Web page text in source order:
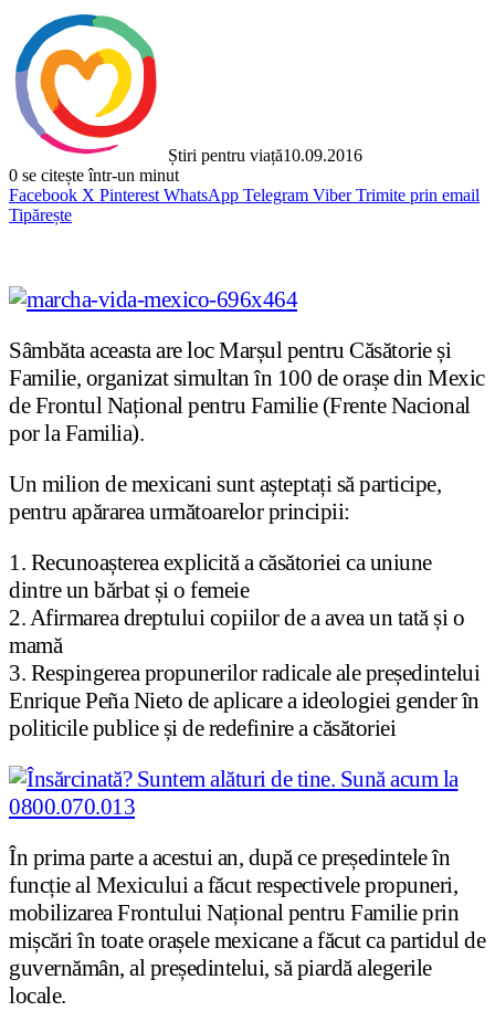
Știri pentru viață10.09.2016
0 se citește într-un minut
Facebook X Pinterest WhatsApp Telegram Viber Trimite prin email
Tipărește
Sâmbăta aceasta are loc Marșul pentru Căsătorie și
Familie, organizat simultan în 100 de orașe din Mexic
de Frontul Național pentru Familie (Frente Nacional
por la Familia).
Un milion de mexicani sunt așteptați să participe,
pentru apărarea următoarelor principii:
1. Recunoașterea explicită a căsătoriei ca uniune
dintre un bărbat și o femeie
2. Afirmarea dreptului copiilor de a avea un tată și o
mamă
3. Respingerea propunerilor radicale ale președintelui
Enrique Peña Nieto de aplicare a ideologiei gender în
politicile publice și de redefinire a căsătoriei
În prima parte a acestui an, după ce președintele în
funcție al Mexicului a făcut respectivele propuneri,
mobilizarea Frontului Național pentru Familie prin
mișcări în toate orașele mexicane a făcut ca partidul de
guvernămân, al președintelui, să piardă alegerile
locale.